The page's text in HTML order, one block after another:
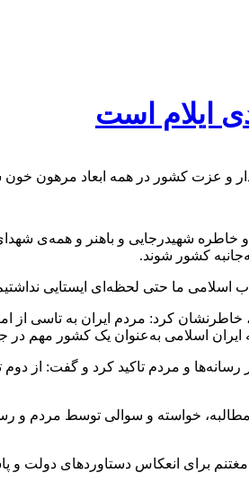
ایلام است
و عزت کشور در همه‌ ابعاد مرهون
شهیدرجایی و باهنر و همه‌ی
کشور شوند.
ما حتی لحظه‌ای ایستایی
خاطرنشان کرد: مردم ایران به تاسی
ایران اسلامی به‌عنوان یک کشور مهم
و مردم تاکید کرد و گفت: از
مطالبه، خواسته و سوالی توسط مردم و
برای انعکاس دستاوردهای دولت و